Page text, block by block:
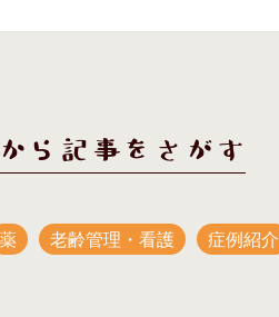
ら記事をさがす
薬 老齢管理・看護 症例紹介